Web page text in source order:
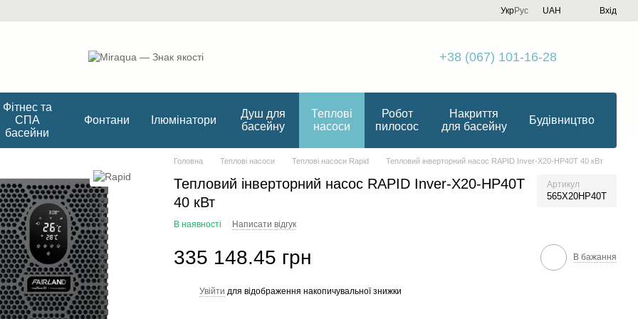
УкрРус UAH Вхід
+38 (067) 101-16-28
Фітнес та
СПА
басейни
Фонтани Ілюмінатори
Душ для
басейну
Теплові
насоси
Робот
пилосос
Накриття
для басейну
Будівництво
Головна Теплові насоси Теплові насоси Rapid Тепловий інверторний насос RAPID Inver-X20-HP40T 40 кВт
Тепловий інверторний насос RAPID Inver-X20-HP40T
40 кВт
Артикул
565X20HP40T
В наявності Написати відгук
335 148.45 грн В бажання
Увійти для відображення накопичувальної знижки